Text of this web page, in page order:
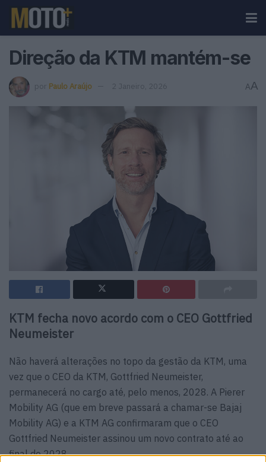
Direção da KTM mantém-se
por Paulo Araújo 2 Janeiro, 2026 AA
KTM fecha novo acordo com o CEO Gottfried
Neumeister
Não haverá alterações no topo da gestão da KTM, uma
vez que o CEO da KTM, Gottfried Neumeister,
permanecerá no cargo até, pelo menos, 2028. A Pierer
Mobility AG (que em breve passará a chamar-se Bajaj
Mobility AG) e a KTM AG confirmaram que o CEO
Gottfried Neumeister assinou um novo contrato até ao
final de 2028.